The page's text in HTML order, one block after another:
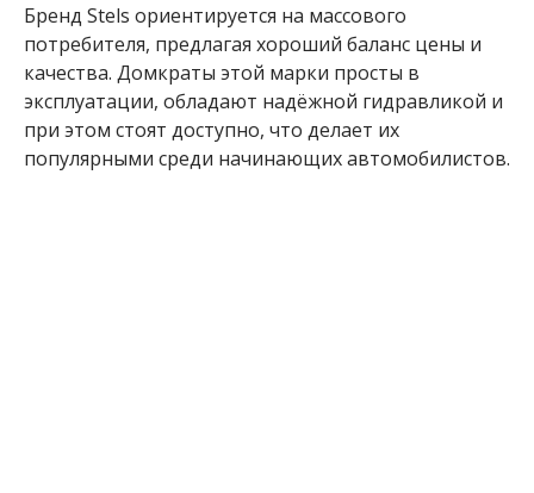
Бренд Stels ориентируется на массового
потребителя, предлагая хороший баланс цены и
качества. Домкраты этой марки просты в
эксплуатации, обладают надёжной гидравликой и
при этом стоят доступно, что делает их
популярными среди начинающих автомобилистов.